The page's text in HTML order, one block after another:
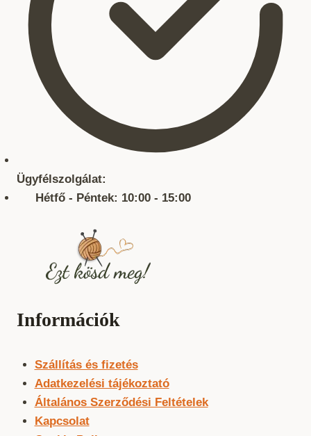
Ügyfélszolgálat:
Hétfő - Péntek: 10:00 - 15:00
Információk
Szállítás és fizetés
Adatkezelési tájékoztató
Általános Szerződési Feltételek
Kapcsolat